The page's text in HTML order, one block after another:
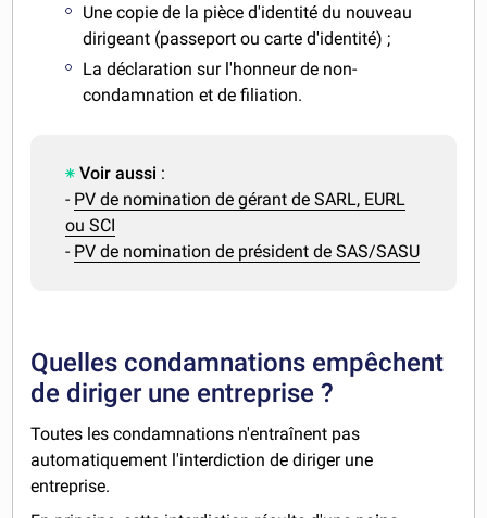
Une copie de la pièce d'identité du nouveau
dirigeant (passeport ou carte d'identité) ;
La déclaration sur l'honneur de non-
condamnation et de filiation.
Voir aussi :
- PV de nomination de gérant de SARL, EURL
ou SCI
- PV de nomination de président de SAS/SASU
Quelles condamnations empêchent
de diriger une entreprise ?
Toutes les condamnations n'entraînent pas
automatiquement l'interdiction de diriger une
entreprise.